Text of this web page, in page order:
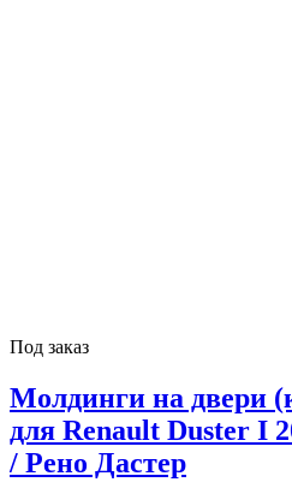
Под заказ
Молдинги на двери
для Renault Duster I
/ Рено Дастер